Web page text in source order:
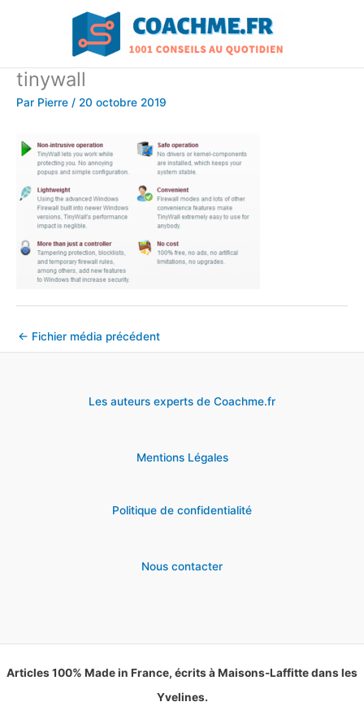
tinywall
Par Pierre / 20 octobre 2019
← Fichier média précédent
Les auteurs experts de Coachme.fr
Mentions Légales
Politique de confidentialité
Nous contacter
Articles 100% Made in France, écrits à Maisons-Laffitte dans les
Yvelines.